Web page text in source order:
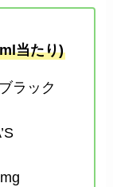
当たり)
ラック